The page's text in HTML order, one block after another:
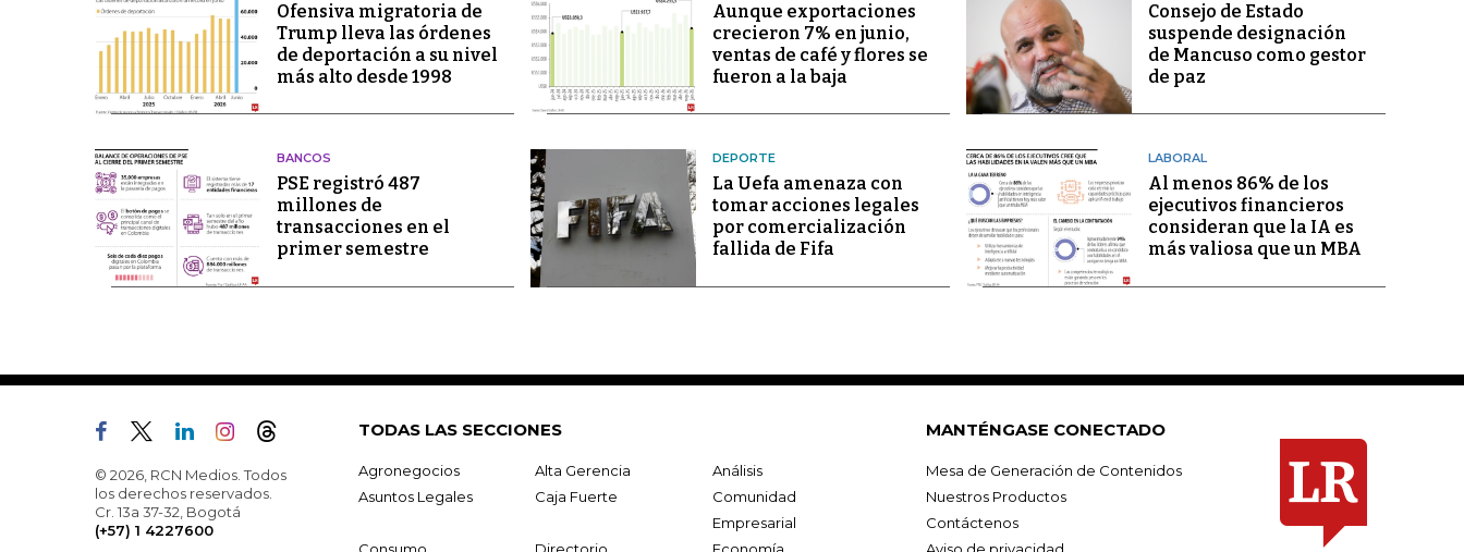
Ofensiva migratoria de
Trump lleva las órdenes
de deportación a su nivel
más alto desde 1998
Aunque exportaciones
crecieron 7% en junio,
ventas de café y flores se
fueron a la baja
Consejo de Estado
suspende designación
de Mancuso como gestor
de paz
BANCOS
PSE registró 487
millones de
transacciones en el
primer semestre
DEPORTE
La Uefa amenaza con
tomar acciones legales
por comercialización
fallida de Fifa
LABORAL
Al menos 86% de los
ejecutivos financieros
consideran que la IA es
más valiosa que un MBA
© 2026, RCN Medios. Todos
los derechos reservados.
Cr. 13a 37-32, Bogotá
(+57) 1 4227600
TODAS LAS SECCIONES
Agronegocios Alta Gerencia
Análisis
Asuntos Legales
Caja Fuerte
Comunidad
Empresarial
Consumo
Directorio Economía
MANTÉNGASE CONECTADO
Mesa de Generación de Contenidos
Nuestros Productos
Contáctenos
Aviso de privacidad